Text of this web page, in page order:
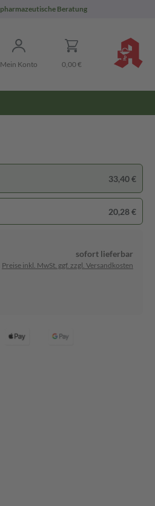
pharmazeutische Beratung
Mein Konto 0,00 €
33,40 €
20,28 €
sofort lieferbar
Preise inkl. MwSt. ggf. zzgl. Versandkosten